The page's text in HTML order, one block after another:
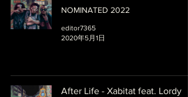
NOMINATED 2022
editor7365
2020年5月1日
After Life - Xabitat feat. Lordy